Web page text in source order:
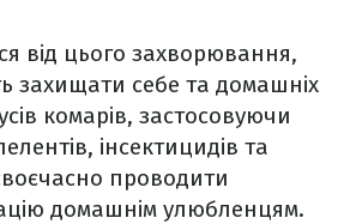
від цього захворювання,
захищати себе та домашніх
комарів, застосовуючи
інсектицидів та
проводити
домашнім улюбленцям.